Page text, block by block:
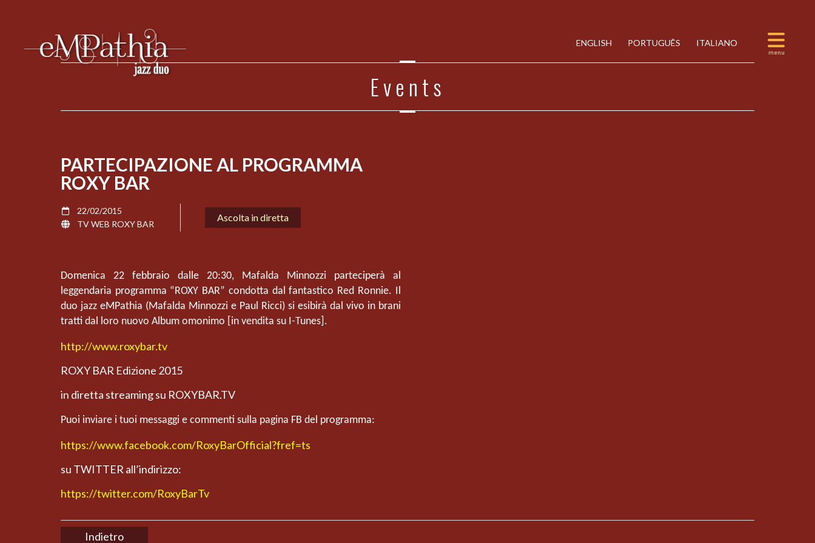
ENGLISH PORTUGUÊS ITALIANO
Events
PARTECIPAZIONE AL PROGRAMMA
ROXY BAR
22/02/2015
TV WEB ROXY BAR
Ascolta in diretta
Domenica 22 febbraio dalle 20:30, Mafalda Minnozzi parteciperà al
leggendaria programma “ROXY BAR” condotta dal fantastico Red Ronnie. Il
duo jazz eMPathia (Mafalda Minnozzi e Paul Ricci) si esibirà dal vivo in brani
tratti dal loro nuovo Album omonimo [in vendita su I-Tunes].
http://www.roxybar.tv
ROXY BAR Edizione 2015
in diretta streaming su ROXYBAR.TV
Puoi inviare i tuoi messaggi e commenti sulla pagina FB del programma:
https://www.facebook.com/RoxyBarOfficial?fref=ts
su TWITTER all’indirizzo:
https://twitter.com/RoxyBarTv
Indietro